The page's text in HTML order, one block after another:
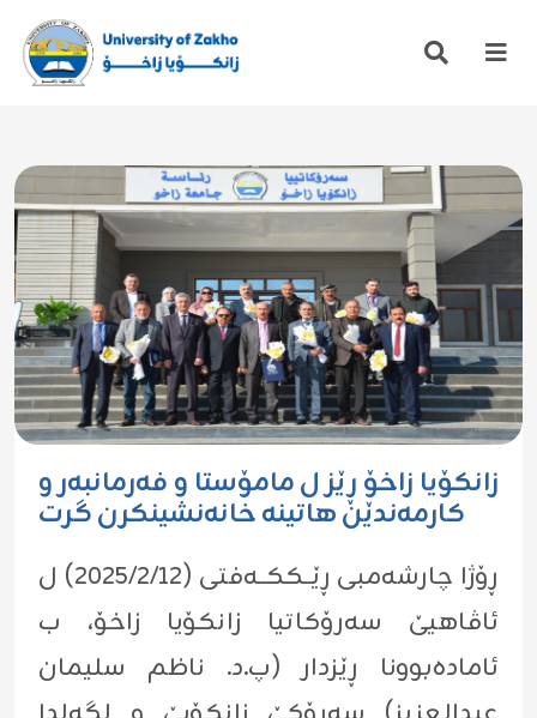
زانکۆیا زاخۆ ڕێز ل مامۆستا و فەرمانبەر و
کارمەندێن هاتینە خانەنشینکرن گرت
ڕۆژا چارشەمبی ڕێــککــەفتی (٢٠٢٥/٢/١٢) ل
ئاڤاهیێ سەرۆکاتیا زانکۆیا زاخۆ، ب
ئامادەبوونا ڕێزدار (پ.د. ناظم سليمان